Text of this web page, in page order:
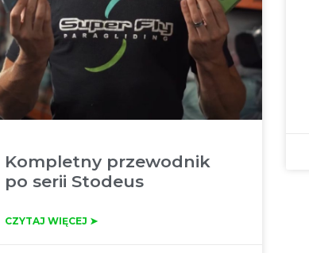
Kompletny przewodnik
po serii Stodeus
CZYTAJ WIĘCEJ ➤